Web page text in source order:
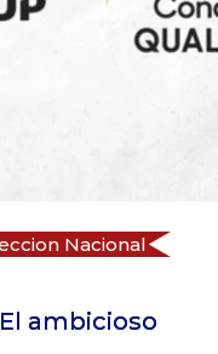
Liga de Naciones
Dominicana